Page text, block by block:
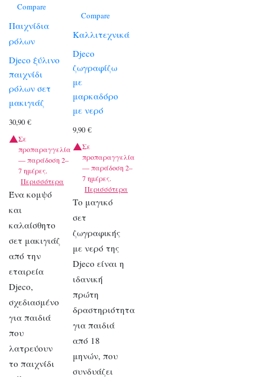
Compare
Παιχνίδια
ρόλων
Djeco ξύλινο
παιχνίδι
ρόλων σετ
μακιγιάζ
30,90 €
Σε
προπαραγγελία
— παράδοση 2–
7 ημέρες.
Περισσότερα
Ένα κομψό
και
καλαίσθητο
σετ μακιγιάζ
από την
εταιρεία
Djeco,
σχεδιασμένο
για παιδιά
που
λατρεύουν
το παιχνίδι
Compare
Καλλιτεχνικά
Djeco
ζωγραφίζω
με
μαρκαδόρο
με νερό
9,90€
Σε
προπαραγγελία
— παράδοση 2–
7 ημέρες.
Περισσότερα
Το μαγικό
σετ
ζωγραφικής
με νερό της
Djeco είναι η
ιδανική
πρώτη
δραστηριότητα
για παιδιά
από 18
μηνών, που
συνδυάζει